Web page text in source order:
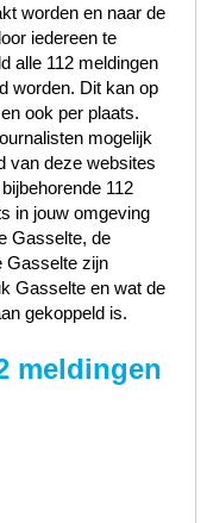
worden en naar de
iedereen te
alle 112 meldingen
worden. Dit kan op
ook per plaats.
mogelijk
van deze websites
112
in jouw omgeving
Gasselte, de
Gasselte zijn
Gasselte en wat de
gekoppeld is.
meldingen